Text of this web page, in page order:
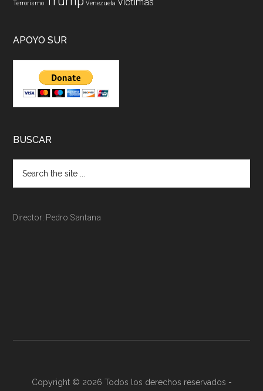
Terrorismo Venezuela
APOYO SUR
BUSCAR
Director: Pedro Santana
Copyright © 2026 Todos los derechos reservados -